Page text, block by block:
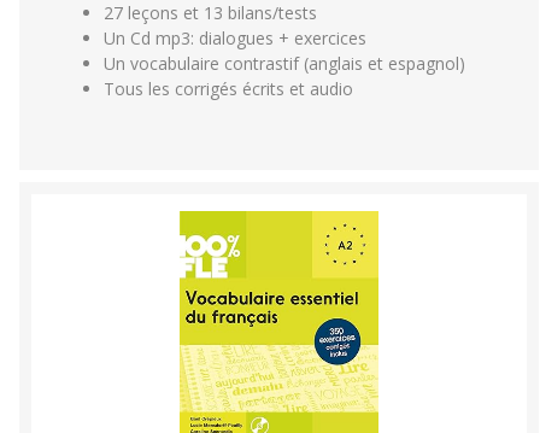
27 leçons et 13 bilans/tests
Un Cd mp3: dialogues + exercices
Un vocabulaire contrastif (anglais et espagnol)
Tous les corrigés écrits et audio